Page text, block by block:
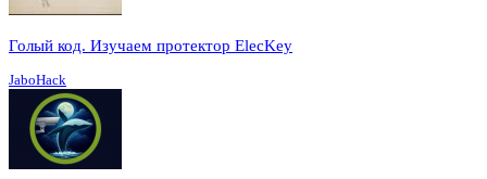
Голый код. Изучаем протектор ElecKey
JaboHack